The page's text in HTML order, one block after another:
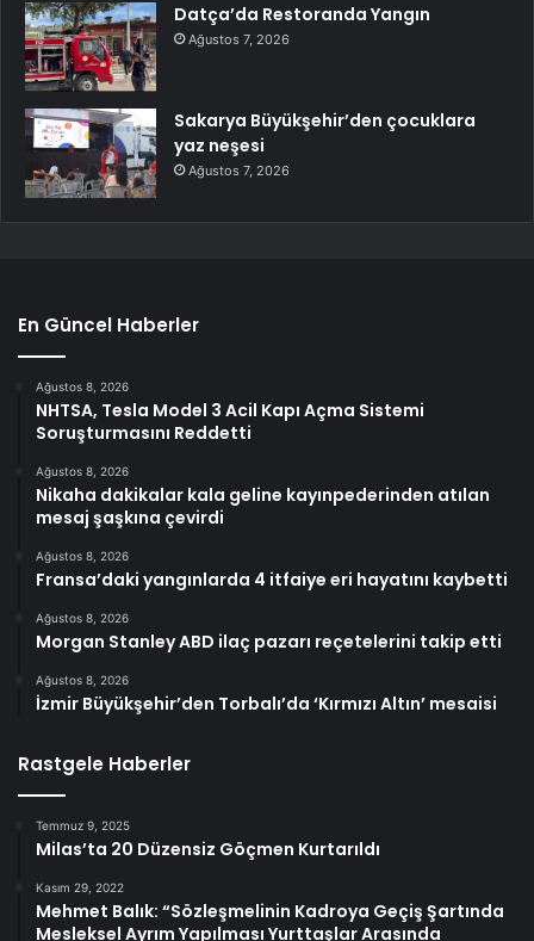
Datça’da Restoranda Yangın
Ağustos 7, 2026
Sakarya Büyükşehir’den çocuklara
yaz neşesi
Ağustos 7, 2026
En Güncel Haberler
Ağustos 8, 2026
NHTSA, Tesla Model 3 Acil Kapı Açma Sistemi
Soruşturmasını Reddetti
Ağustos 8, 2026
Nikaha dakikalar kala geline kayınpederinden atılan
mesaj şaşkına çevirdi
Ağustos 8, 2026
Fransa’daki yangınlarda 4 itfaiye eri hayatını kaybetti
Ağustos 8, 2026
Morgan Stanley ABD ilaç pazarı reçetelerini takip etti
Ağustos 8, 2026
İzmir Büyükşehir’den Torbalı’da ‘Kırmızı Altın’ mesaisi
Rastgele Haberler
Temmuz 9, 2025
Milas’ta 20 Düzensiz Göçmen Kurtarıldı
Kasım 29, 2022
Mehmet Balık: “Sözleşmelinin Kadroya Geçiş Şartında
Mesleksel Ayrım Yapılması Yurttaşlar Arasında